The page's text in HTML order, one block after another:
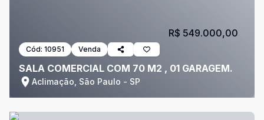
Cód: 10951 Venda
SALA COMERCIAL COM 70 M2 , 01 GARAGEM.
Aclimação, São Paulo - SP
R$ 549.000,00